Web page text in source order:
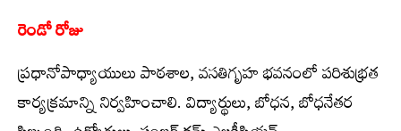
రెండో రోజు
ప్రధానోపాధ్యాయులు పాఠశాల, వసతిగృహ భవనంలో పరిశుభ్రత
కార్యక్రమాన్ని నిర్వహించాలి. విద్యార్థులు, బోధన, బోధనేతర